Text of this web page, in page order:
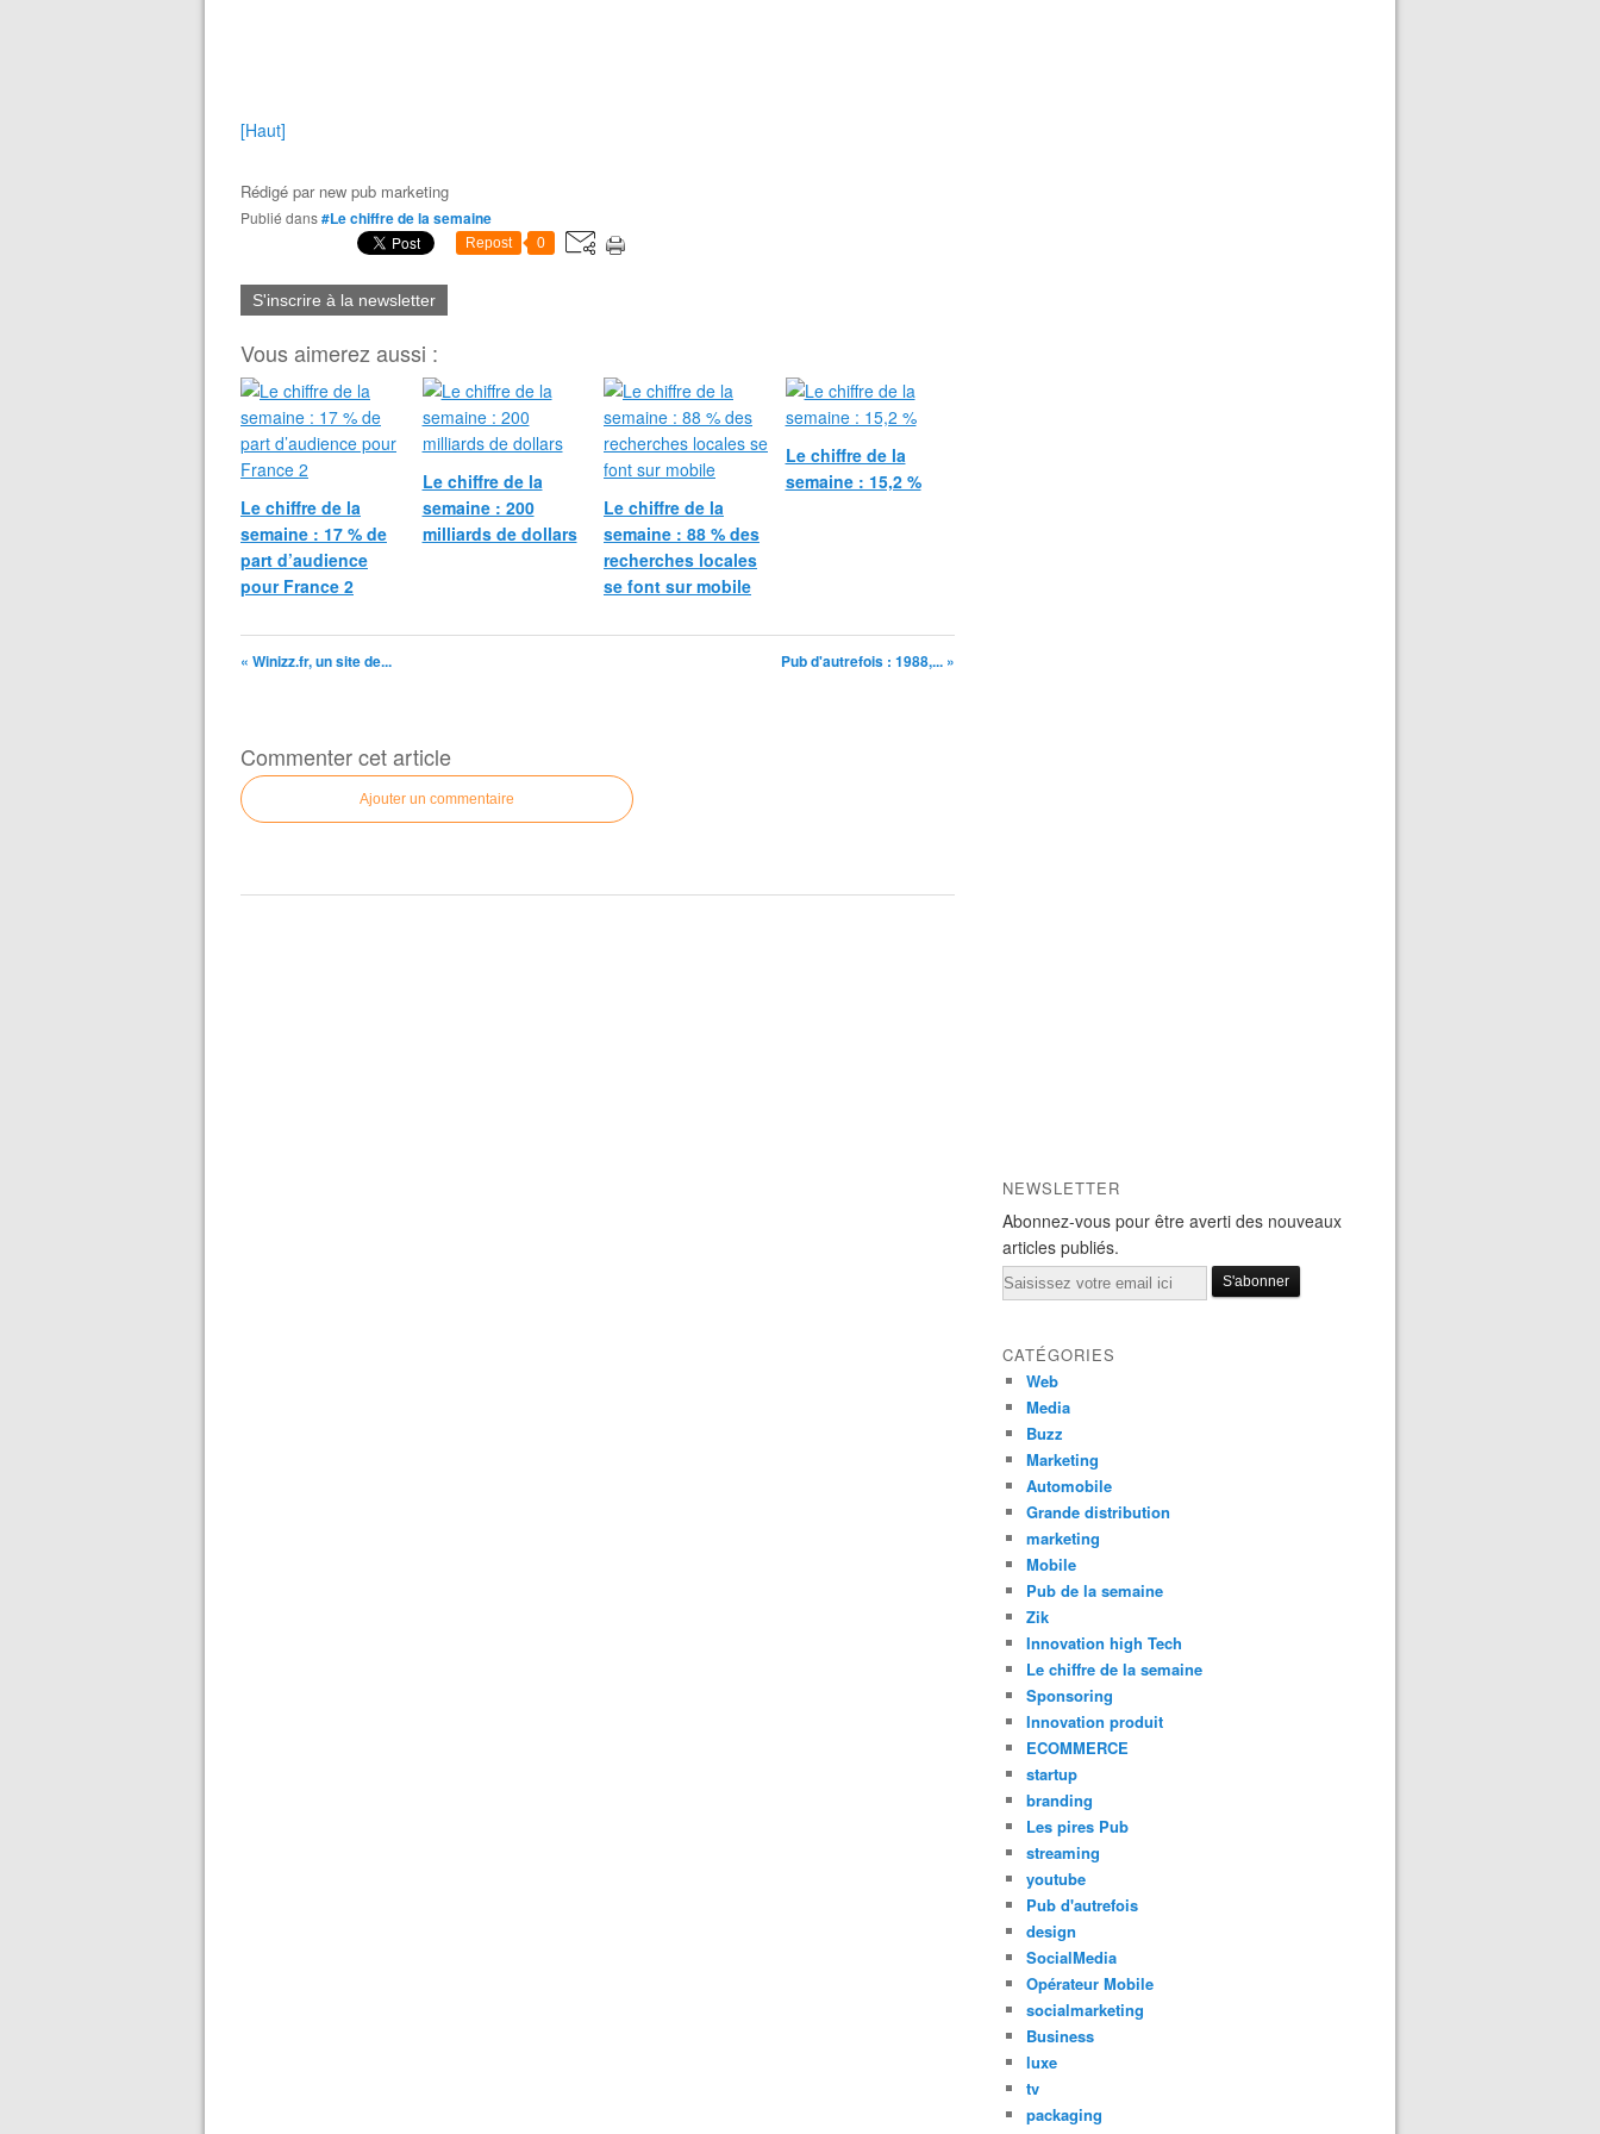
[Haut]
Rédigé par new pub marketing
Publié dans#Le chiffre de la semaine
Repost 0
S'inscrire à la newsletter
Vous aimerez aussi :
Le chiffre de la
semaine : 17 % de
part d’audience
pour France 2
Le chiffre de la
semaine : 200
milliards de dollars
Le chiffre de la
semaine : 88 % des
recherches locales
se font sur mobile
Le chiffre de la
semaine : 15,2 %
« Winizz.fr, un site de... Pub d'autrefois : 1988,... »
Commenter cet article
Ajouter un commentaire
NEWSLETTER
Abonnez-vous pour être averti des nouveaux
articles publiés.
Email
CATÉGORIES
Web
Media
Buzz
Marketing
Automobile
Grande distribution
marketing
Mobile
Pub de la semaine
Zik
Innovation high Tech
Le chiffre de la semaine
Sponsoring
Innovation produit
ECOMMERCE
startup
branding
Les pires Pub
streaming
youtube
Pub d'autrefois
design
SocialMedia
Opérateur Mobile
socialmarketing
Business
luxe
tv
packaging